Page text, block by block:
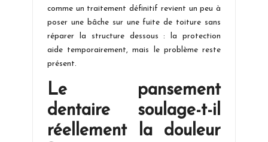
comme un traitement définitif revient un peu à
poser une bâche sur une fuite de toiture sans
réparer la structure dessous : la protection
aide temporairement, mais le problème reste
présent.
Le pansement
dentaire soulage-t-il
réellement la douleur